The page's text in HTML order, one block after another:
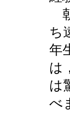
ち
年
は
は
べ